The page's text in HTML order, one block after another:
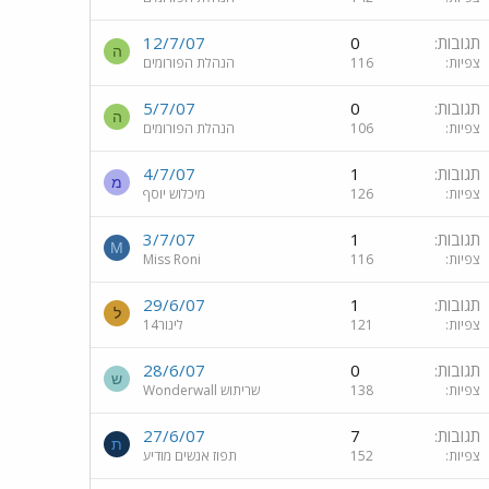
תגובות 0
צפיות 116
12/7/07
הנהלת הפורומים
ה
תגובות 0
צפיות 106
5/7/07
הנהלת הפורומים
ה
תגובות 1
צפיות 126
4/7/07
מיכלוש יוסף
מ
תגובות 1
צפיות 116
3/7/07
Miss Roni
M
תגובות 1
צפיות 121
29/6/07
לינור14
ל
תגובות 0
צפיות 138
28/6/07
שריתוש Wonderwall
ש
תגובות 7
צפיות 152
27/6/07
תפוז אנשים מודיע
ת